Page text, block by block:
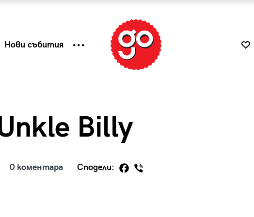
Нови събития
Billy
0 коментара Сподели: